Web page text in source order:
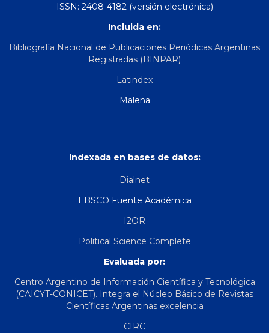
ISSN: 2408-4182 (versión electrónica)
Incluida en:
Bibliografía Nacional de Publicaciones Periódicas Argentinas
Registradas (BINPAR)
Latindex
Malena
Indexada en bases de datos:
Dialnet
EBSCO Fuente Académica
I2OR
Political Science Complete
Evaluada por:
Centro Argentino de Información Científica y Tecnológica
(CAICYT-CONICET). Integra el Núcleo Básico de Revistas
Científicas Argentinas excelencia
CIRC